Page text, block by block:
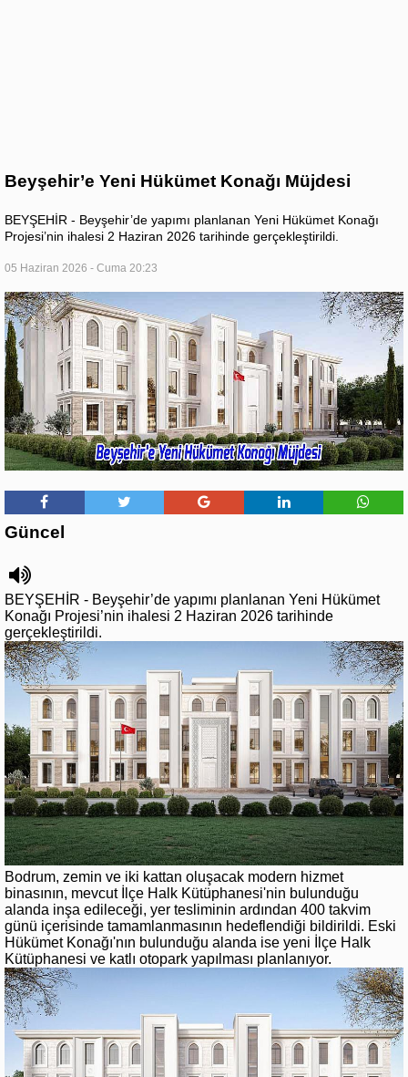
Beyşehir’e Yeni Hükümet Konağı Müjdesi
BEYŞEHİR - Beyşehir’de yapımı planlanan Yeni Hükümet Konağı
Projesi’nin ihalesi 2 Haziran 2026 tarihinde gerçekleştirildi.
05 Haziran 2026 - Cuma 20:23
Güncel
BEYŞEHİR - Beyşehir’de yapımı planlanan Yeni Hükümet
Konağı Projesi’nin ihalesi 2 Haziran 2026 tarihinde
gerçekleştirildi.
Bodrum, zemin ve iki kattan oluşacak modern hizmet
binasının, mevcut İlçe Halk Kütüphanesi'nin bulunduğu
alanda inşa edileceği, yer tesliminin ardından 400 takvim
günü içerisinde tamamlanmasının hedeflendiği bildirildi. Eski
Hükümet Konağı'nın bulunduğu alanda ise yeni İlçe Halk
Kütüphanesi ve katlı otopark yapılması planlanıyor.